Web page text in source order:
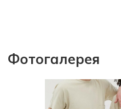
Фотогалерея